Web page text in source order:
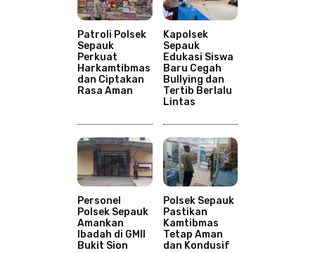
Patroli Polsek
Sepauk
Perkuat
Harkamtibmas
dan Ciptakan
Rasa Aman
Kapolsek
Sepauk
Edukasi Siswa
Baru Cegah
Bullying dan
Tertib Berlalu
Lintas
Personel
Polsek Sepauk
Amankan
Ibadah di GMII
Bukit Sion
Polsek Sepauk
Pastikan
Kamtibmas
Tetap Aman
dan Kondusif